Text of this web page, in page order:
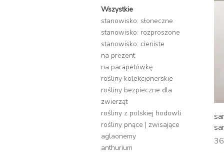
Wszystkie
stanowisko: słoneczne
stanowisko: rozproszone
stanowisko: cieniste
na prezent
na parapetówkę
rośliny kolekcjonerskie
rośliny bezpieczne dla
zwierząt
rośliny z polskiej hodowli
rośliny pnące | zwisające
aglaonemy
anthurium